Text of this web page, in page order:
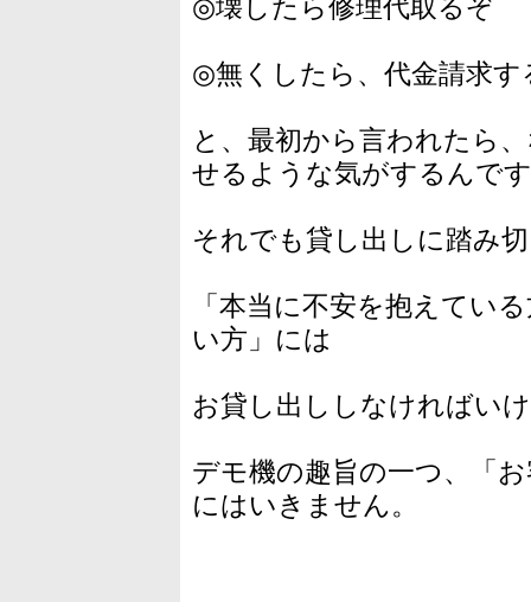
◎壊したら修理代取るぞ
◎無くしたら、代金請求す
と、最初から言われたら
せるような気がするんで
それでも貸し出しに踏み
「本当に不安を抱えてい
い方」には
お貸し出ししなければい
デモ機の趣旨の一つ、「
にはいきません。